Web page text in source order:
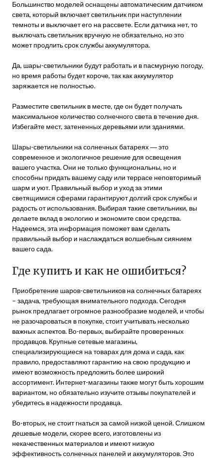
Большинство моделей оснащены автоматическим датчиком
света, который включает светильник при наступлении
темноты и выключает его на рассвете. Если датчика нет, то
выключать светильник вручную не обязательно, но это
может продлить срок службы аккумулятора.
Да, шары-светильники будут работать и в пасмурную погоду,
но время работы будет короче, так как аккумулятор
заряжается не полностью.
Разместите светильник в месте, где он будет получать
максимальное количество солнечного света в течение дня.
Избегайте мест, затененных деревьями или зданиями.
Шары-светильники на солнечных батареях ― это
современное и экологичное решение для освещения
вашего участка. Они не только функциональны, но и
способны придать вашему саду или террасе неповторимый
шарм и уют. Правильный выбор и уход за этими
светящимися сферами гарантируют долгий срок службы и
радость от использования. Выбирая такие светильники, вы
делаете вклад в экологию и экономите свои средства.
Надеемся, эта информация поможет вам сделать
правильный выбор и наслаждаться волшебным сиянием
вашего сада.
Где купить и как не ошибиться?
Приобретение шаров-светильников на солнечных батареях
– задача, требующая внимательного подхода. Сегодня
рынок предлагает огромное разнообразие моделей, и чтобы
не разочароваться в покупке, стоит учитывать несколько
важных аспектов. Во-первых, выбирайте проверенных
продавцов. Крупные сетевые магазины,
специализирующиеся на товарах для дома и сада, как
правило, предоставляют гарантию на свою продукцию и
имеют возможность предложить более широкий
ассортимент. Интернет-магазины также могут быть хорошим
вариантом, но обязательно изучите отзывы покупателей и
убедитесь в надежности продавца.
Во-вторых, не стоит гнаться за самой низкой ценой. Слишком
дешевые модели, скорее всего, изготовлены из
некачественных материалов и имеют низкую
эффективность солнечных панелей и аккумуляторов. Это